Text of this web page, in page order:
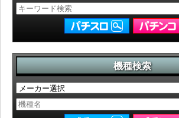
機種検索